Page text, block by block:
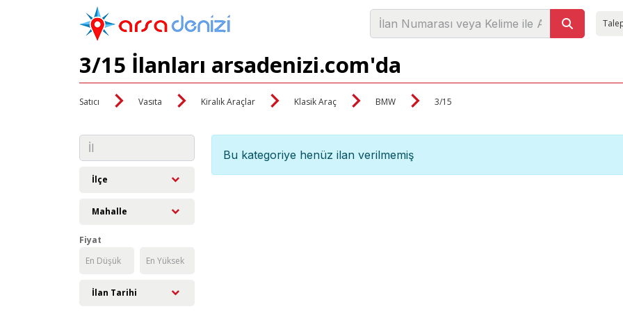
3/15 İlanları arsadenizi.com'da
Satıcı Vasıta Kiralık Araçlar Klasik Araç BMW 3/15
İlçe
Mahalle
Fiyat
İlan Tarihi
Bu kategoriye henüz ilan verilmemiş